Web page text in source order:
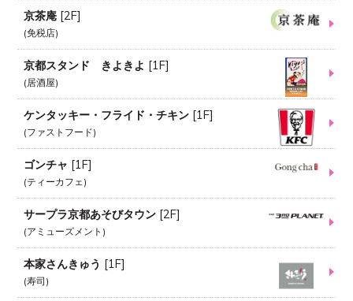
京茶庵 [2F]
免税店
京都スタンド きよきよ [1F]
居酒屋
ケンタッキー・フライド・チキン [1F]
ファストフード
ゴンチャ [1F]
ティーカフェ
サープラ京都あそびタウン [2F]
アミューズメント
本家さんきゅう [1F]
寿司